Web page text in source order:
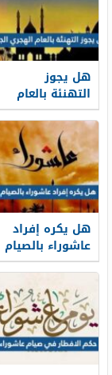
هل يجوز
التهنئة بالعام
الهجري الجديد
1448
هل يكره إفراد
عاشوراء بالصيام